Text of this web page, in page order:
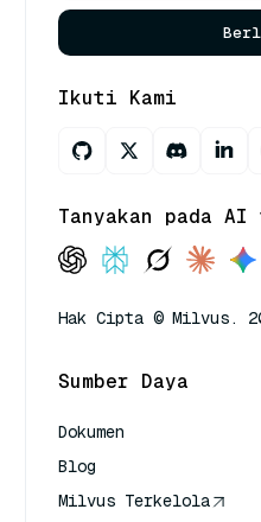
Ikuti Kami
Tanyakan pada
Hak Cipta © Milvus.
Sumber Daya
Dokumen
Blog
Milvus Terkelola